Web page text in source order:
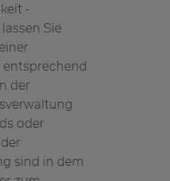
-
Sie
der
oder
sind in dem